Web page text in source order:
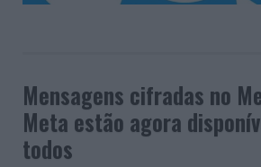
Mensagens cifradas no
Meta estão agora
todos